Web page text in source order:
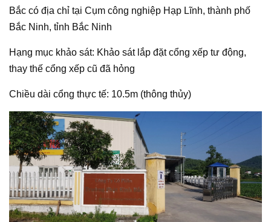
Bắc có địa chỉ tại Cụm công nghiệp Hạp Lĩnh, thành phố
Bắc Ninh, tỉnh Bắc Ninh
Hạng mục khảo sát: Khảo sát lắp đặt cổng xếp tư động,
thay thế cổng xếp cũ đã hỏng
Chiều dài cổng thực tế: 10.5m (thông thủy)